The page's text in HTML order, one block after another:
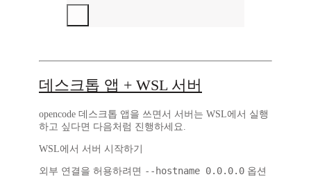
데스크톱 앱 + WSL 서버
opencode 데스크톱 앱을 쓰면서 서버는 WSL에서 실행
하고 싶다면 다음처럼 진행하세요.
WSL에서 서버 시작하기
외부 연결을 허용하려면 --hostname 0.0.0.0 옵션